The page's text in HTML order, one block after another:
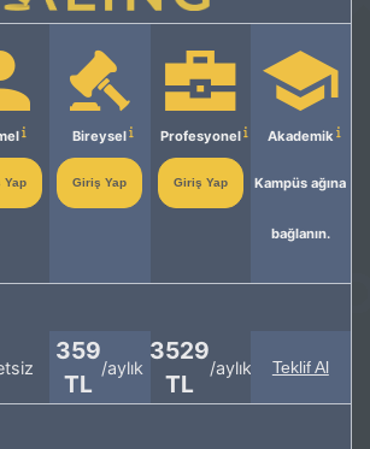
Yap
Bireysel
Giriş Yap
Profesyonel
Giriş Yap
Akademik
Kampüs ağına
bağlanın.
359
TL
/aylık
3529
TL
/aylık Teklif Al